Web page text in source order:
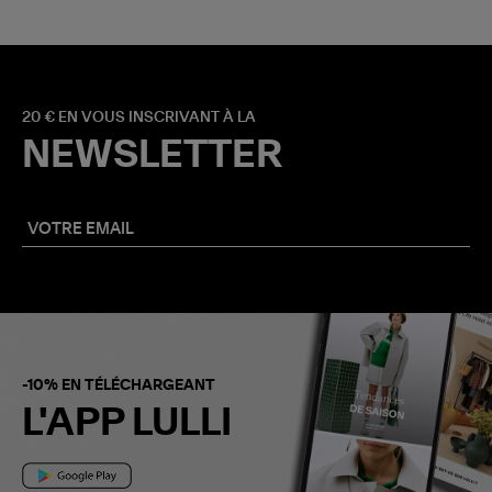
20 € EN VOUS INSCRIVANT À LA
NEWSLETTER
-10% EN TÉLÉCHARGEANT
L'APP LULLI